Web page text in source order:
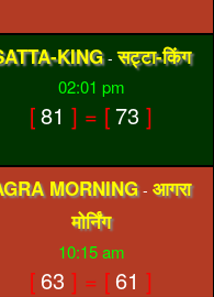
KING - सट्टा-किंग
02:01 pm
[81 ] = [ 73 ]
MORNING- आगरा
मोर्निंग
10:15 am
[63 ] = [61 ]